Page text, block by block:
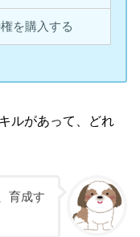
を購入する
ルがあって、どれ
育成す